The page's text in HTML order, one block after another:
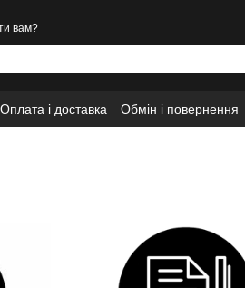
вам?
Оплата і доставка Обмін і повернення